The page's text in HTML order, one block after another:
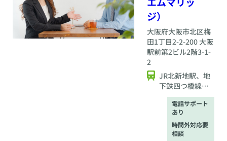
ざいません） もちろ
ん出会ったからうま
くいく保証はありま
せんが、まずは出会
わないと何も始まり
ません。
ジ）
大阪府大阪市北区梅
田1丁目2-2-200 大阪
駅前第2ビル2階3-1-
2
JR北新地駅、地
下鉄四つ橋線西
梅田駅、徒歩3
分 JR大阪駅、
地下鉄御堂筋線
梅田駅、徒歩5分
電話サポート
あり
時間外対応要
相談